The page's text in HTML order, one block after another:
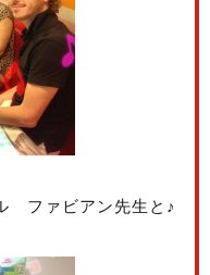
ファビアン先生と♪